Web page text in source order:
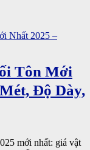
Tôn Mới
Độ Dày,
mới nhất: giá vật